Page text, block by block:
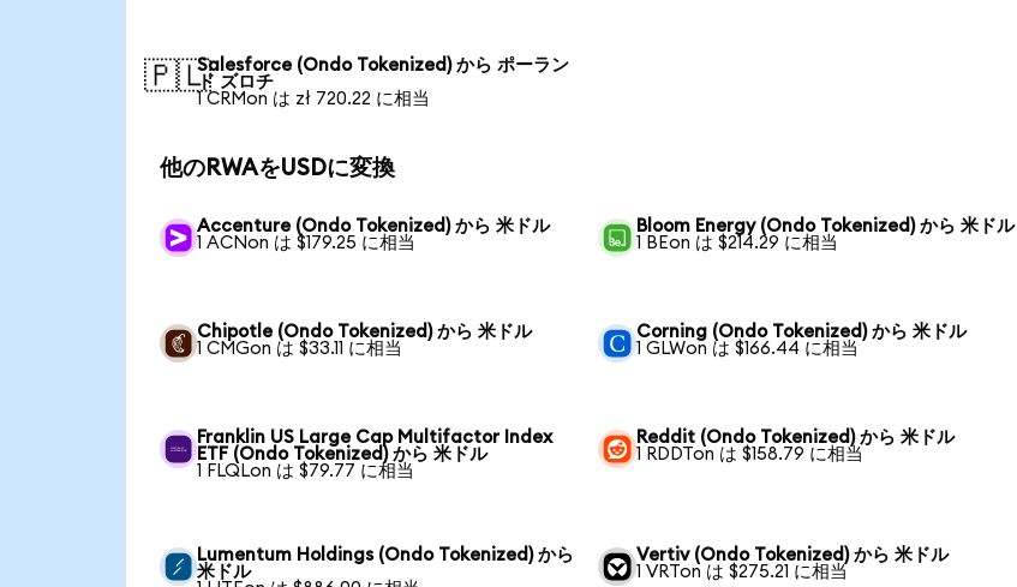
🇵🇱Salesforce (Ondo Tokenized) から ポーラン
ド ズロチ
1 CRMon は zł 720.22 に相当
他のRWAをUSDに変換
Accenture (Ondo Tokenized) から 米ドル
1 ACNon は $179.25 に相当
Bloom Energy (Ondo Tokenized) から 米ドル
1 BEon は $214.29 に相当
Chipotle (Ondo Tokenized) から 米ドル
1 CMGon は $33.11 に相当
Corning (Ondo Tokenized) から 米ドル
1 GLWon は $166.44 に相当
Franklin US Large Cap Multifactor Index
ETF (Ondo Tokenized) から 米ドル
1 FLQLon は $79.77 に相当
Reddit (Ondo Tokenized) から 米ドル
1 RDDTon は $158.79 に相当
Lumentum Holdings (Ondo Tokenized) から
米ドル
Vertiv (Ondo Tokenized) から 米ドル
1 VRTon は $275.21 に相当